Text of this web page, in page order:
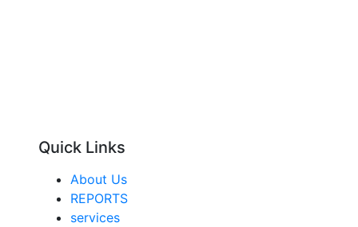
Quick Links
About Us
REPORTS
services